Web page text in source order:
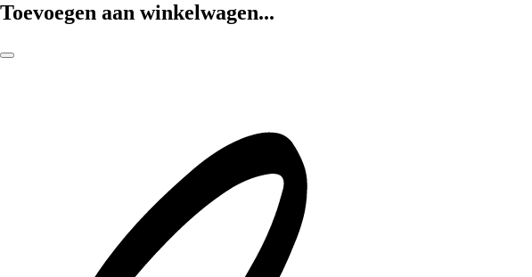
Toevoegen aan winkelwagen...